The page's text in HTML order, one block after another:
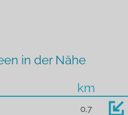
in der Nähe
km
0,7